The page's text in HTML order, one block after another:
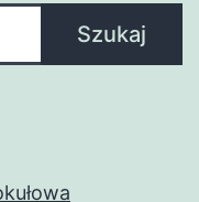
Szukaj